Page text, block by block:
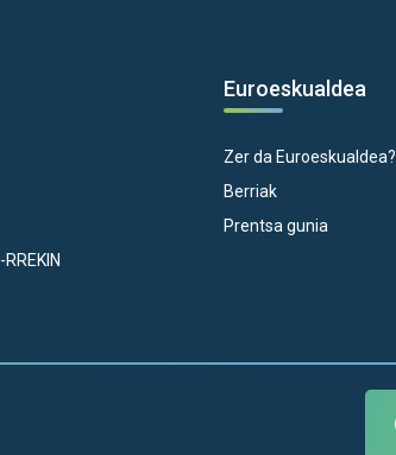
Euroeskualdea
Zer da Euroeskualdea?
Berriak
Prentsa gunia